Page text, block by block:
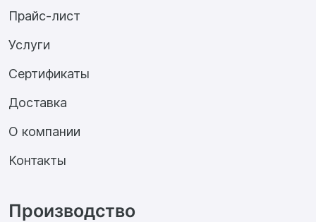
Производство
Прайс-лист
Услуги
Сертификаты
Доставка
О компании
Контакты